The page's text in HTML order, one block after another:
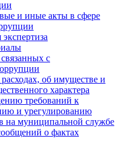
и иные акты в сфере
с
об имуществе и
характера
требований к
и урегулированию
на муниципальной службе
о фактах